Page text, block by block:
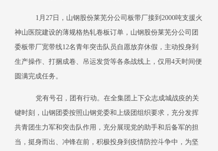
1月 27日，山钢股份莱芜分公司板带厂接到 2000吨支援火
神山医院建设的薄规格热轧卷板订单，山钢股份莱芜分公司团
委板带厂宽带线12名青年突击队员自愿放弃休假，主动投身到
生产操作、打捆成卷、吊运发货等各条战线上，仅用4天时间便
圆满完成任务。
党有号召，团有行动。在全集团上下众志成城战疫的关
键时刻，山钢团委按照山钢党委和上级团组织要求，充分发挥
共青团生力军和突击队作用，充分展现党的助手和后备军的担
当，挺身而出、冲锋在前，积极投身到疫情防控斗争中，为坚